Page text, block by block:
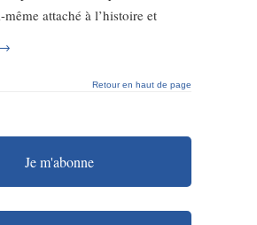
attaché à l’histoire et
Retour en haut de page
Je m'abonne